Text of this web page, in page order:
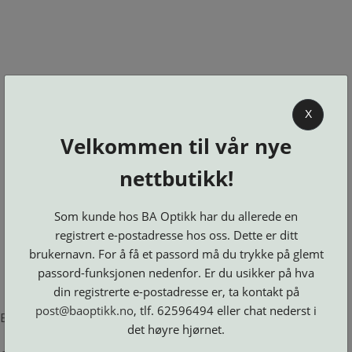
BA OPTIKK
KJØPSVILKÅR
OSS
BESTILL
DELER
LOGG INN
Brillerens
Brillesnorer
Clip-
on
Suncover
Etuier
Innfatninger
Lesebriller
Luper
og
Speil
Maskiner
Microkluter
Neseputer
Se alle kategorier
Error loading product page.
X
Velkommen til vår nye
nettbutikk!
Som kunde hos BA Optikk har du allerede en
registrert e-postadresse hos oss. Dette er ditt
brukernavn. For å få et passord må du trykke på glemt
passord-funksjonen nedenfor. Er du usikker på hva
din registrerte e-postadresse er, ta kontakt på
post@baoptikk.no, tlf. 62596494 eller chat nederst i
det høyre hjørnet.